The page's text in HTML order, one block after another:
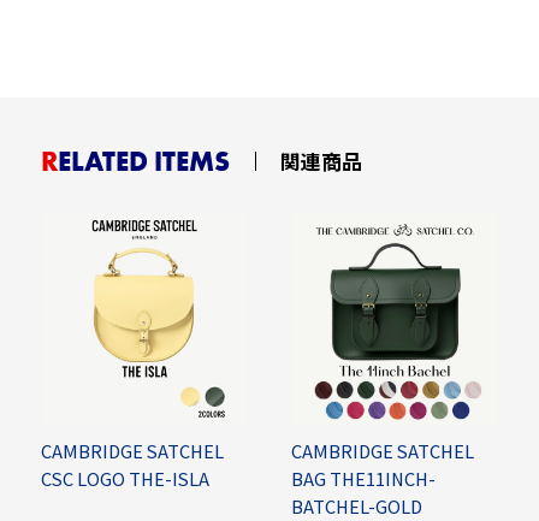
RELATED ITEMS 関連商品
CAMBRIDGE SATCHEL
CSC LOGO THE-ISLA
CAMBRIDGE SATCHEL
BAG THE11INCH-
BATCHEL-GOLD